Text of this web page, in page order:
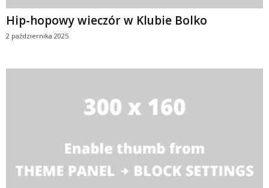
Hip-hopowy wieczór w Klubie Bolko
2 października 2025